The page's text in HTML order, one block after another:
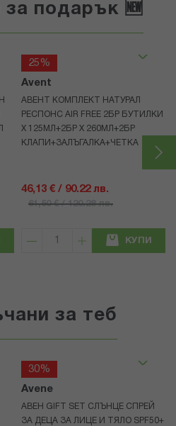
за подарък 🆕
25%
Avent
АВЕНТ КОМПЛЕКТ НАТУРАЛ
РЕСПОНС AIR FREE 2БР БУТИЛКИ
Х 125МЛ+2БР Х 260МЛ+2БР
КЛАПИ+ЗАЛЪГАЛКА+ЧЕТКА
46,13 € / 90.22 лв.
61,50 € / 120.28 лв.
КУПИ
за теб
30%
Avene
АВЕН GIFT SET СЛЪНЦЕ СПРЕЙ
ЗА ДЕЦА ЗА ЛИЦЕ И ТЯЛО SPF50+